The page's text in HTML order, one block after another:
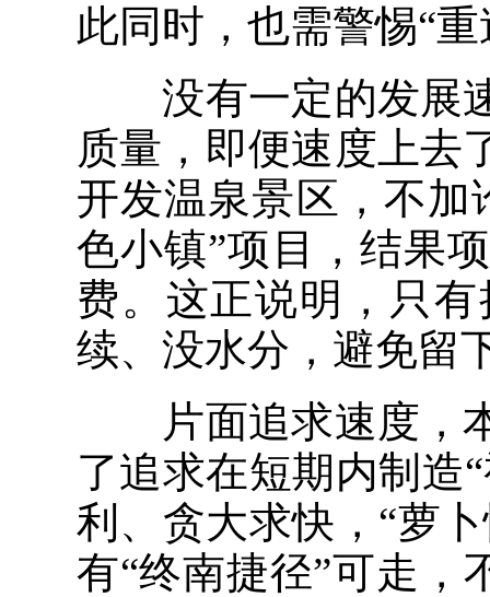
此同时，也需警惕“
没有一定的发展速
质量，即便速度上去
开发温泉景区，不加
色小镇”项目，结果
费。这正说明，只
续、没水分，避免留
片面追求速度，本
了追求在短期内制造
利、贪大求快，“萝
有“终南捷径”可走，